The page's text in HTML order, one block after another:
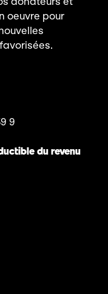
oeuvre pour
9
du revenu